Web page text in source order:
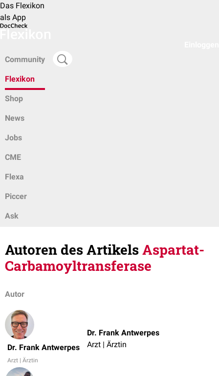
Das Flexikon
als App
Community
Flexikon
Shop
News
Jobs
CME
Flexa
Piccer
Ask
Autoren des ArtikelsAspartat-
Carbamoyltransferase
Autor
Dr. Frank Antwerpes
Arzt | Ärztin
Dr. Frank Antwerpes
Arzt | Ärztin